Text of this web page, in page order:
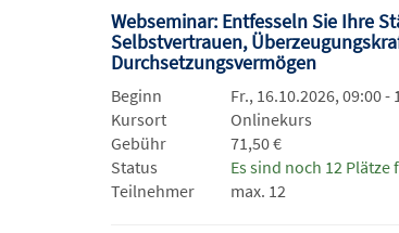
Webseminar: Entfesseln Sie Ihre
Selbstvertrauen,
Durchsetzungsvermögen
Beginn
Fr., 16.10.2026, 09:00 -
Kursort
Onlinekurs
Gebühr
71,50 €
Status
Es sind noch 12 Plätze
Teilnehmer
max. 12